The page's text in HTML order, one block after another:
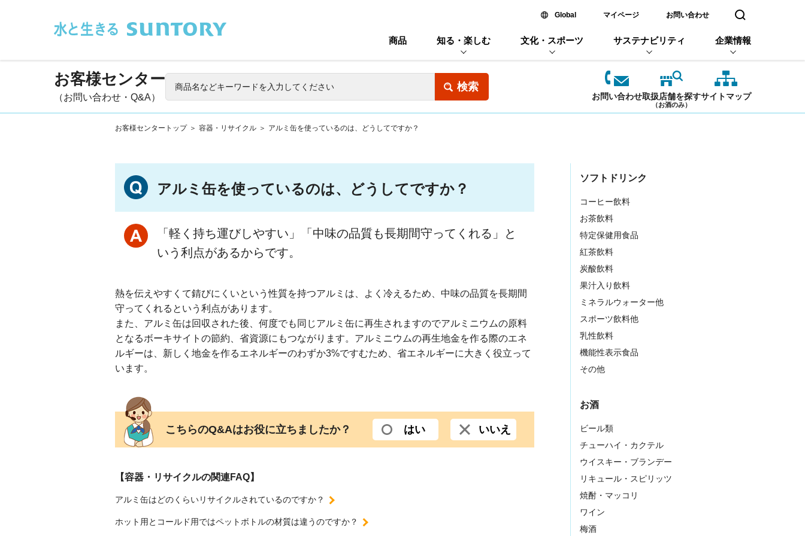
Global新しいウィンドウで開く
マイページ お問い合わせ 検索窓を開く
商品 知る・楽しむ 文化・スポーツ サステナビリティ 企業情報
お客様センター
（お問い合わせ・Q&A） お問い合わせ取扱店舗を探す
（お酒のみ）
サイトマップ
お客様センタートップ ＞ 容器・リサイクル ＞ アルミ缶を使っているのは、どうしてですか？
アルミ缶を使っているのは、どうしてですか？
「軽く持ち運びしやすい」「中味の品質も長期間守ってくれる」と
いう利点があるからです。
熱を伝えやすくて錆びにくいという性質を持つアルミは、よく冷えるため、中味の品質を長期間
守ってくれるという利点があります。
また、アルミ缶は回収された後、何度でも同じアルミ缶に再生されますのでアルミニウムの原料
となるボーキサイトの節約、省資源にもつながります。アルミニウムの再生地金を作る際のエネ
ルギーは、新しく地金を作るエネルギーのわずか3%ですむため、省エネルギーに大きく役立って
います。
こちらのQ&Aはお役に立ちましたか？ はい いいえ
【容器・リサイクルの関連FAQ】
アルミ缶はどのくらいリサイクルされているのですか？
ホット用とコールド用ではペットボトルの材質は違うのですか？
ソフトドリンク
コーヒー飲料
お茶飲料
特定保健用食品
紅茶飲料
炭酸飲料
果汁入り飲料
ミネラルウォーター他
スポーツ飲料他
乳性飲料
機能性表示食品
その他
お酒
ビール類
チューハイ・カクテル
ウイスキー・ブランデー
リキュール・スピリッツ
焼酎・マッコリ
ワイン
梅酒